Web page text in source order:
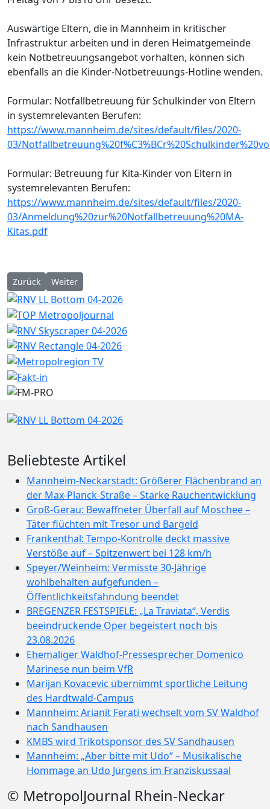
Auswärtige Eltern, die in Mannheim in kritischer
Infrastruktur arbeiten und in deren Heimatgemeinde
kein Notbetreuungsangebot vorhalten, können sich
ebenfalls an die Kinder-Notbetreuungs-Hotline wenden.
Formular: Notfallbetreuung für Schulkinder von Eltern
in systemrelevanten Berufen:
https://www.mannheim.de/sites/default/files/2020-
03/
Formular: Betreuung für Kita-Kinder von Eltern in
systemrelevanten Berufen:
https://www.mannheim.de/sites/default/files/2020-
03/Anmeldung%20zur%20Notfallbetreuung%20MA-
Kitas.pdf
Vorheriger Beitrag: Wartungsarbeiten an Ampelanlagen in der
Zurück Nächster Beitrag: Not-Kinderbetreuung für Eltern
Weiter
Beliebteste Artikel
Mannheim-Neckarstadt: Größerer Flächenbrand an
der Max-Planck-Straße – Starke Rauchentwicklung
Groß-Gerau: Bewaffneter Überfall auf Moschee –
Täter flüchten mit Tresor und Bargeld
Frankenthal: Tempo-Kontrolle deckt massive
Verstöße auf – Spitzenwert bei 128 km/h
Speyer/Weinheim: Vermisste 30-Jährige
wohlbehalten aufgefunden –
Öffentlichkeitsfahndung beendet
BREGENZER FESTSPIELE: „La Traviata“, Verdis
beeindruckende Oper begeistert noch bis
23.08.2026
Ehemaliger Waldhof-Pressesprecher Domenico
Marinese nun beim VfR
Marijan Kovacevic übernimmt sportliche Leitung
des Hardtwald-Campus
Mannheim: Arianit Ferati wechselt vom SV Waldhof
nach Sandhausen
KMBS wird Trikotsponsor des SV Sandhausen
Mannheim: „Aber bitte mit Udo“ – Musikalische
Hommage an Udo Jürgens im Franziskussaal
© MetropolJournal Rhein-Neckar